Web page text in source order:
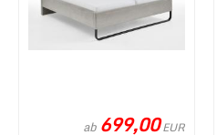
ab 699,00EUR